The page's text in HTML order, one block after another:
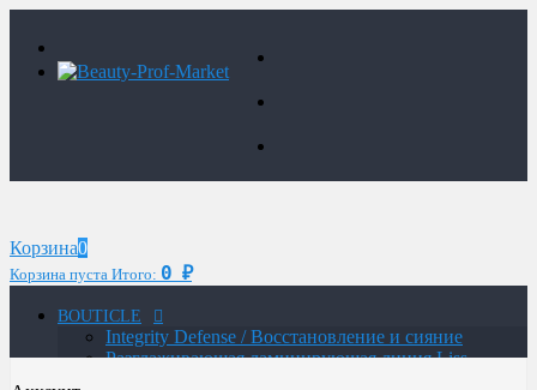
Корзина0
Корзина пуста Итого: 0 ₽
BOUTICLE
Integrity Defense / Восстановление и сияние
Разглаживающая ламинирующая линия Liss